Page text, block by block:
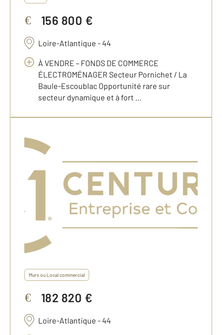
€ 156 800 €
Loire-Atlantique - 44
À VENDRE – FONDS DE COMMERCE
ÉLECTROMÉNAGER Secteur Pornichet / La
Baule-Escoublac Opportunité rare sur
secteur dynamique et à fort ...
Murs ou Local commercial
€ 182 820 €
Loire-Atlantique - 44